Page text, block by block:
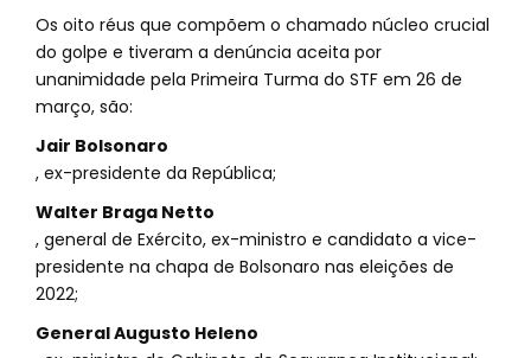
Os oito réus que compõem o chamado núcleo crucial
do golpe e tiveram a denúncia aceita por
unanimidade pela Primeira Turma do STF em 26 de
março, são:
Jair Bolsonaro
, ex-presidente da República;
Walter Braga Netto
, general de Exército, ex-ministro e candidato a vice-
presidente na chapa de Bolsonaro nas eleições de
2022;
General Augusto Heleno